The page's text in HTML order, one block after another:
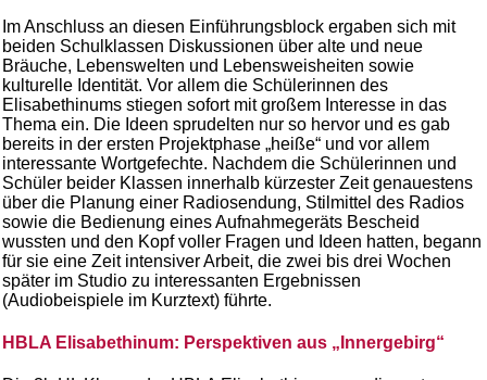
Im Anschluss an diesen Einführungsblock ergaben sich mit
beiden Schulklassen Diskussionen über alte und neue
Bräuche, Lebenswelten und Lebensweisheiten sowie
kulturelle Identität. Vor allem die Schülerinnen des
Elisabethinums stiegen sofort mit großem Interesse in das
Thema ein. Die Ideen sprudelten nur so hervor und es gab
bereits in der ersten Projektphase „heiße“ und vor allem
interessante Wortgefechte. Nachdem die Schülerinnen und
Schüler beider Klassen innerhalb kürzester Zeit genauestens
über die Planung einer Radiosendung, Stilmittel des Radios
sowie die Bedienung eines Aufnahmegeräts Bescheid
wussten und den Kopf voller Fragen und Ideen hatten, begann
für sie eine Zeit intensiver Arbeit, die zwei bis drei Wochen
später im Studio zu interessanten Ergebnissen
(Audiobeispiele im Kurztext) führte.
HBLA Elisabethinum: Perspektiven aus „Innergebirg“